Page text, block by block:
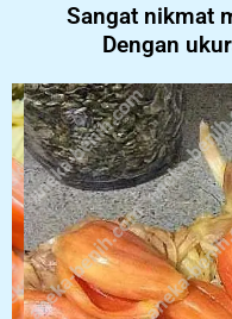
Sangat nikmat
Dengan